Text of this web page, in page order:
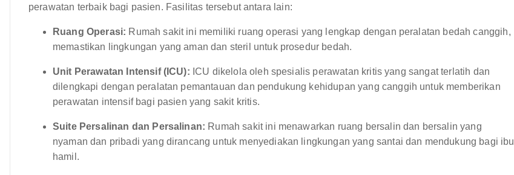
perawatan terbaik bagi pasien. Fasilitas tersebut antara lain:
Ruang Operasi: Rumah sakit ini memiliki ruang operasi yang lengkap dengan peralatan bedah canggih,
memastikan lingkungan yang aman dan steril untuk prosedur bedah.
Unit Perawatan Intensif (ICU): ICU dikelola oleh spesialis perawatan kritis yang sangat terlatih dan
dilengkapi dengan peralatan pemantauan dan pendukung kehidupan yang canggih untuk memberikan
perawatan intensif bagi pasien yang sakit kritis.
Suite Persalinan dan Persalinan: Rumah sakit ini menawarkan ruang bersalin dan bersalin yang
nyaman dan pribadi yang dirancang untuk menyediakan lingkungan yang santai dan mendukung bagi ibu
hamil.